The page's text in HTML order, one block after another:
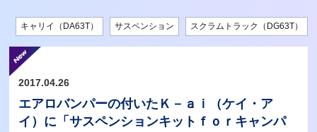
キャリイ（DA63T） サスペンション スクラムトラック（DG63T）
2017.04.26
エアロバンパーの付いたＫ－ａｉ（ケイ・ア
イ）に「サスペンションキットｆｏｒキャンパ